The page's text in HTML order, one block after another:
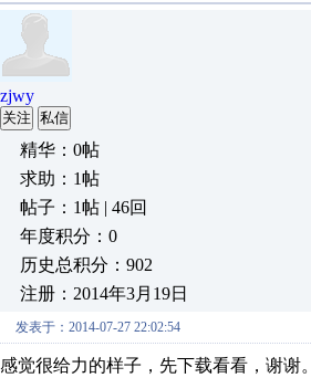
zjwy
关注 私信
精华：0帖
求助：1帖
帖子：1帖 | 46回
年度积分：0
历史总积分：902
注册：2014年3月19日
发表于：2014-07-27 22:02:54
感觉很给力的样子，先下载看看，谢谢。